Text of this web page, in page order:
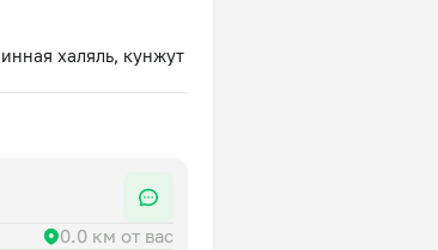
0.0 км от вас